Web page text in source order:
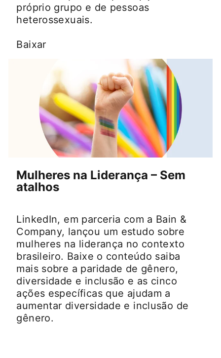
próprio grupo e de pessoas
heterossexuais.
Baixar
Mulheres na Liderança – Sem
atalhos
LinkedIn, em parceria com a Bain &
Company, lançou um estudo sobre
mulheres na liderança no contexto
brasileiro. Baixe o conteúdo saiba
mais sobre a paridade de gênero,
diversidade e inclusão e as cinco
ações específicas que ajudam a
aumentar diversidade e inclusão de
gênero.